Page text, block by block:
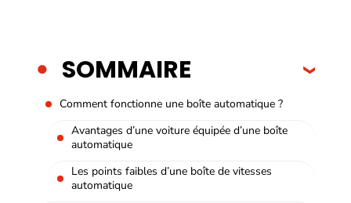
SOMMAIRE
Comment fonctionne une boîte automatique ?
Avantages d’une voiture équipée d’une boîte
automatique
Les points faibles d’une boîte de vitesses
automatique